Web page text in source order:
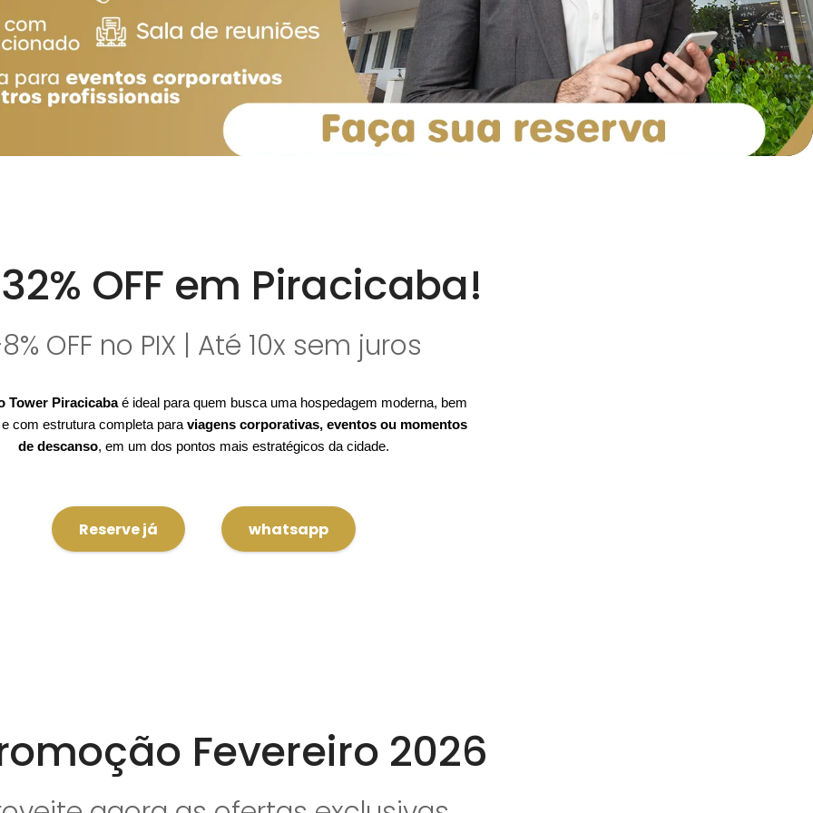
OFF em Piracicaba!
OFF no PIX | Até 10x sem juros
Tower Piracicabaé ideal para quem busca uma hospedagem moderna, bem
e com estrutura completa para viagens corporativas, eventos ou momentos
de descanso, em um dos pontos mais estratégicos da cidade.
Reserve já whatsapp
Fevereiro 2026